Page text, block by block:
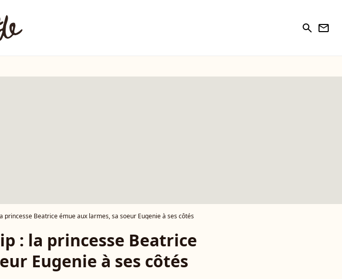
search newsletter
princesse Beatrice émue aux larmes, sa soeur Eugenie à ses côtés
: la princesse Beatrice
Eugenie à ses côtés